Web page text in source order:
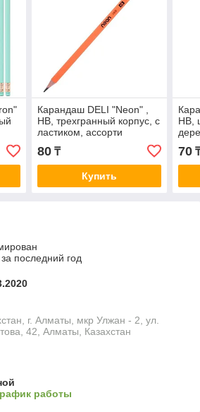
Карандаш DELI "Neon" ,
HВ, трехгранный корпус, с
ластиком, ассорти
80₸
Купить
НВ,
70
последний год
г. Алматы, мкр Улжан - 2, ул.
42, Алматы, Казахстан
работы